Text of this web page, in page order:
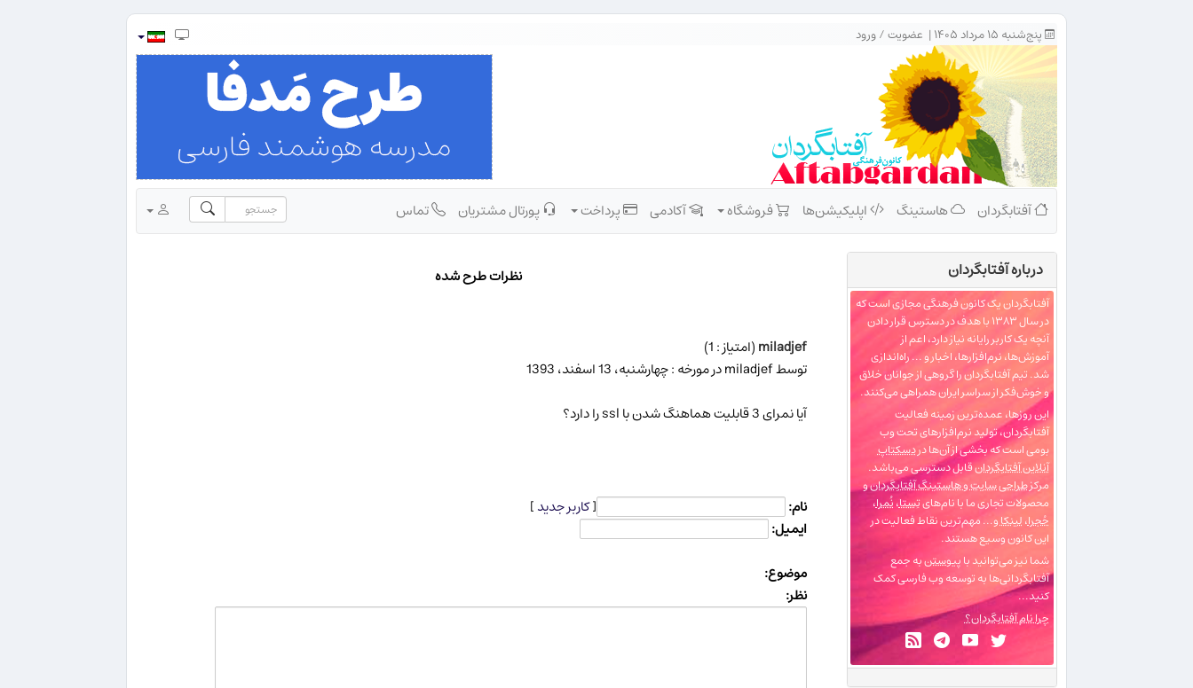
پنج‌شنبه ۱۵ مرداد ۱۴۰۵ | عضویت/ورود
آفتابگردان هاستینگ اپلیکیشن‌ها فروشگاه آکادمی پرداخت پورتال مشتریان تماس
نظرات طرح شده
miladjef(امتیاز : 1)
توسط miladjef در مورخه : چهارشنبه، 13 اسفند، 1393
آیا نمرای 3 قابلیت هماهنگ شدن با ssl را دارد؟
نام: [کاربر جدید]
ایمیل:
موضوع:
نظر:
درباره‌ آفتابگردان
آفتابگردان یک کانون فرهنگی مجازی است که
در سال ۱۳۸۳ با هدف در دسترس قرار دادن
آنچه یک کاربر رایانه نیاز دارد، اعم از
آموزش‌ها، نرم‌افزارها، اخبار و ... راه‌اندازی
شد. تیم آفتابگردان را گروهی از جوانان خلاق
و خوش‌فکر از سراسر ایران همراهی می‌کنند.
این روزها، عمده‌ترین زمینه فعالیت
آفتابگردان، تولید نرم‌افزارهای تحت وب
بومی است که بخشی از آن‌ها دردسکتاپ
آنلاین آفتابگردانقابل دسترسی می‌باشد.
مرکزطراحی سایت و هاستینگ آفتابگردانو
محصولات تجاری ما با نام‌هایتِستا،نُمرا،
حُجرا،لینکاو... مهم‌ترین نقاط فعالیت در
این کانون وسیع هستند.
شما نیز می‌توانید باپیوستنبه جمع
آفتابگردانی‌ها به توسعه وب فارسی کمک
کنید...
چرا نام آفتابگردان؟